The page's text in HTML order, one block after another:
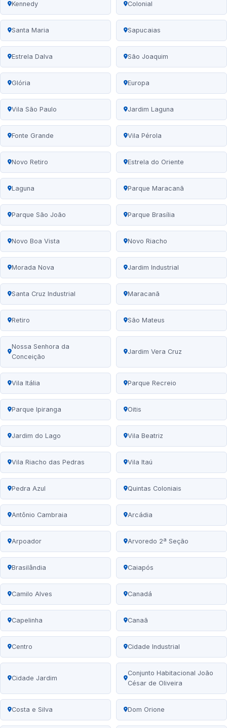
Kennedy Colonial
Santa Maria Sapucaias
Estrela Dalva São Joaquim
Glória Europa
Vila São Paulo Jardim Laguna
Fonte Grande Vila Pérola
Novo Retiro Estrela do Oriente
Laguna Parque Maracanã
Parque São João Parque Brasília
Novo Boa Vista Novo Riacho
Morada Nova Jardim Industrial
Santa Cruz Industrial Maracanã
Retiro São Mateus
Nossa Senhora da
Conceição
Jardim Vera Cruz
Vila Itália Parque Recreio
Parque Ipiranga Oitis
Jardim do Lago Vila Beatriz
Vila Riacho das Pedras Vila Itaú
Pedra Azul Quintas Coloniais
Antônio Cambraia Arcádia
Arpoador Arvoredo 2ª Seção
Brasilândia Caiapós
Camilo Alves Canadá
Capelinha Canaã
Centro Cidade Industrial
Cidade Jardim
Conjunto Habitacional João
César de Oliveira
Costa e Silva Dom Orione